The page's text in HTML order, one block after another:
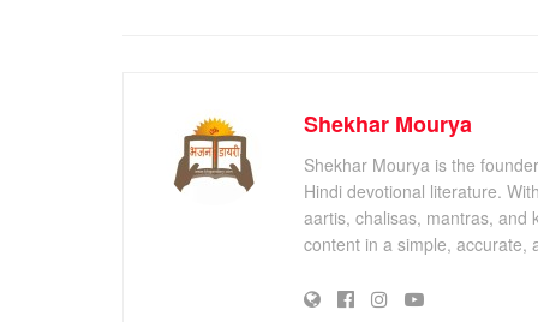
Shekhar Mourya
Shekhar Mourya is the
Hindi devotional literature.
aartis, chalisas, mantras, and
content in a simple, accurate,